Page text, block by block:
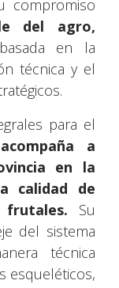
compromiso
del agro,
en la
técnica y el
para el
a
en la
calidad de
Su
del sistema
técnica
esqueléticos,